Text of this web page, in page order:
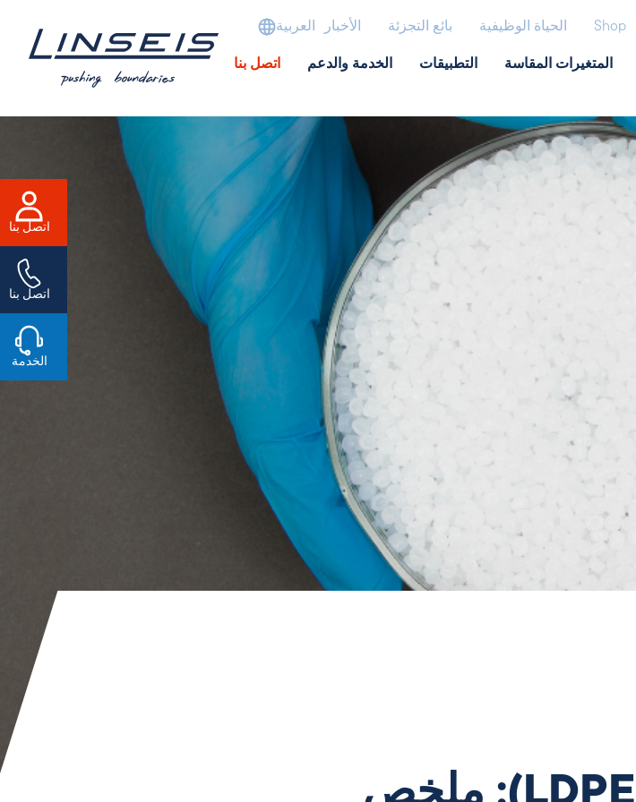
Shop الحياة الوظيفية بائع التجزئة الأخبار العربية
المتغيرات المقاسة التطبيقات الخدمة والدعم اتصل بنا
اتصل بنا
اتصل بنا
الخدمة